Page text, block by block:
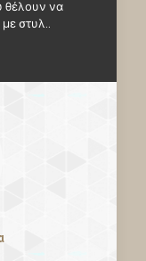
θέλουν να
στυλ..